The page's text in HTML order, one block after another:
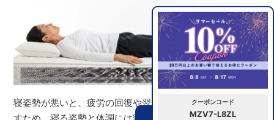
クーポンコード
MZV7-L8ZL
寝姿勢が悪いと、疲労の回復や翌日の体調にも影響を及ぼ
すため、寝る姿勢と体調には密接な関係があります。たく